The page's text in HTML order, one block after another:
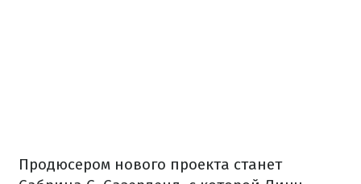
Продюсером нового проекта станет